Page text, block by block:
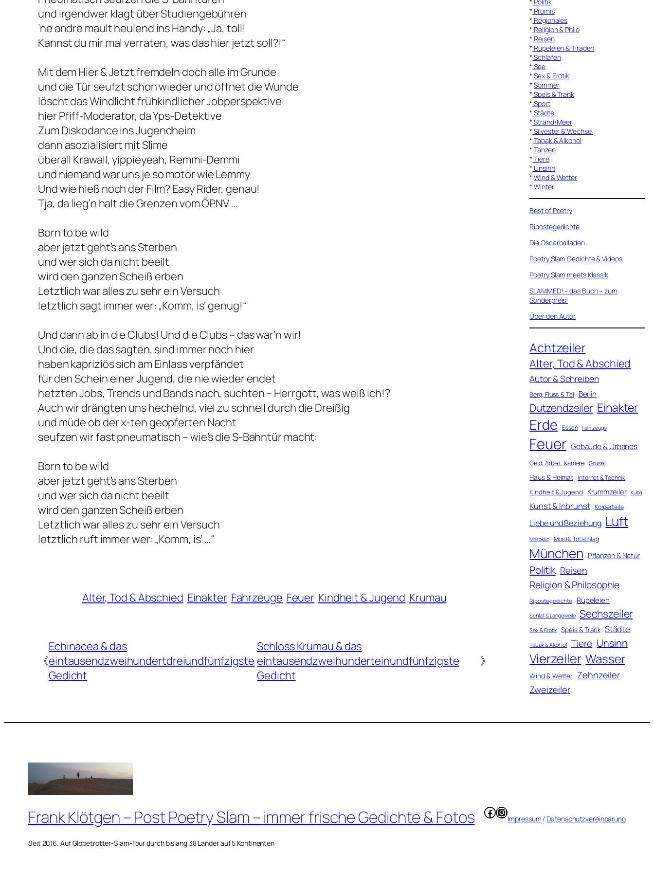
und irgendwer klagt über Studiengebühren
’ne andre mault heulend ins Handy: „Ja, toll!
Kannst du mir mal verraten, was das hier jetzt soll?!“
Mit dem Hier & Jetzt fremdeln doch alle im Grunde
und die Tür seufzt schon wieder und öffnet die Wunde
löscht das Windlicht frühkindlicher Jobperspektive
hier Pfiff-Moderator, da Yps-Detektive
Zum Diskodance ins Jugendheim
dann asozialisiert mit Slime
überall Krawall, yippieyeah, Remmi-Demmi
und niemand war uns je so motör wie Lemmy
Und wie hieß noch der Film? Easy Rider, genau!
Tja, da lieg’n halt die Grenzen vom ÖPNV …
Born to be wild
aber jetzt geht’s ans Sterben
und wer sich da nicht beeilt
wird den ganzen Scheiß erben
Letztlich war alles zu sehr ein Versuch
letztlich sagt immer wer: „Komm, is‘ genug!“
Und dann ab in die Clubs! Und die Clubs – das war’n wir!
Und die, die das sagten, sind immer noch hier
haben kapriziös sich am Einlass verpfändet
für den Schein einer Jugend, die nie wieder endet
hetzten Jobs, Trends und Bands nach, suchten – Herrgott, was weiß ich!?
Auch wir drängten uns hechelnd, viel zu schnell durch die Dreißig
und müde ob der x-ten geopferten Nacht
seufzen wir fast pneumatisch – wie’s die S-Bahntür macht:
Born to be wild
aber jetzt geht’s ans Sterben
und wer sich da nicht beeilt
wird den ganzen Scheiß erben
Letztlich war alles zu sehr ein Versuch
letztlich ruft immer wer: „Komm, is‘ …“
Alter, Tod & Abschied Einakter Fahrzeuge Feuer Kindheit & Jugend Krumau
《
Echinacea & das
eintausendzweihundertdreiundfünfzigste
Gedicht
Schloss Krumau & das
eintausendzweihunderteinundfünfzigste
Gedicht
》
* Promis
* Regionales
* Religion & Philo
* Reisen
* Rüpeleien & Tiraden
* Schlafen
* See
* Sex & Erotik
*Sommer
* Speis & Trank
* Sport
*Städte
* Strand/Meer
* Silvester & Wechsel
* Tabak & Alkohol
* Tanzen
* Tiere
* Unsinn
*Wind & Wetter
*Winter
Best of Poetry
Ripostegedichte
Die Oscarballaden
Poetry Slam Gedichte & Videos
Poetry Slam meets Klassik
SLAMMED! – das Buch – zum
Sonderpreis!
Über den Autor
Achtzeiler
Alter, Tod & Abschied
Autor & Schreiben
Berg, Fluss & Tal Berlin
Dutzendzeiler Einakter
Erde Essen Fahrzeuge
Feuer Gebäude & Urbanes
Geld, Arbeit, Karriere Grusel
Haus & Heimat Internet & Technik
Kindheit & Jugend Krummzeiler Kuba
Kunst & Inbrunst Körperteile
Liebe und Beziehung Luft
Marokko Mord & Totschlag
München Pflanzen & Natur
Politik Reisen
Religion & Philosophie
Ripostegedichte Rüpeleien
Schlaf & Langeweile Sechszeiler
Sex & Erotik Speis & Trank Städte
Tabak & Alkohol Tiere Unsinn
Vierzeiler Wasser
Wind & Wetter Zehnzeiler
Zweizeiler
Frank Klötgen – Post Poetry Slam – immer frische Gedichte & Fotos
Seit 2016. Auf Globetrotter-Slam-Tour durch bislang 38 Länder auf 5 Kontinenten
Facebook
Instagram
Impressum / Datenschutzvereinbarung